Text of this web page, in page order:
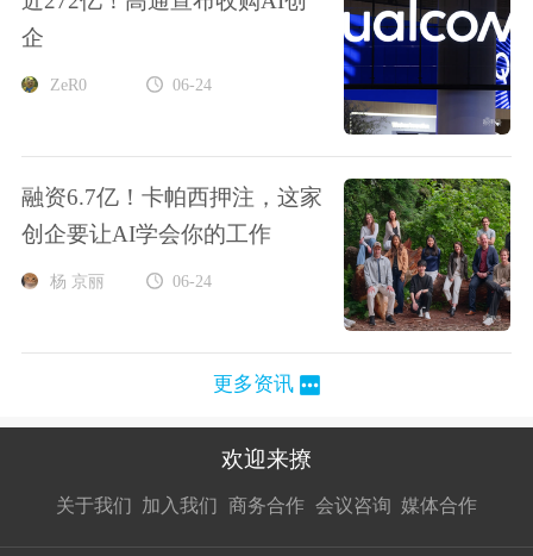
企
ZeR0 06-24
融资6.7亿！卡帕西押注，这家
创企要让AI学会你的工作
杨 京丽 06-24
更多资讯
欢迎来撩
关于我们 加入我们
接扔简历
商务合作
接开聊
会议咨询 媒体合作
接开聊